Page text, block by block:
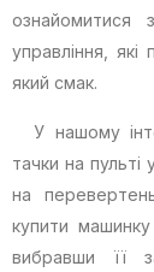
управління, які
який смак.
У нашому
тачки на пульті
на
купити
вибравши її